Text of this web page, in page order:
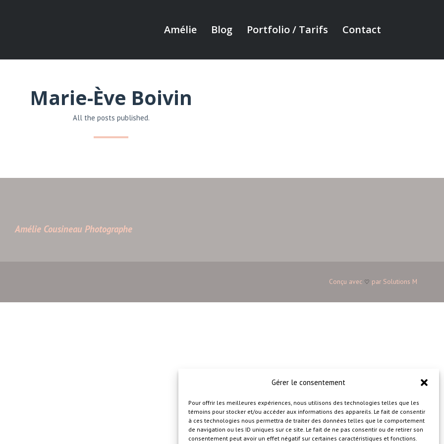
Gérer le consentement
Pour offrir les meilleures expériences, nous utilisons des technologies telles que les
témoins pour stocker et/ou accéder aux informations des appareils. Le fait de consentir
à ces technologies nous permettra de traiter des données telles que le comportement
de navigation ou les ID uniques sur ce site. Le fait de ne pas consentir ou de retirer son
consentement peut avoir un effet négatif sur certaines caractéristiques et fonctions.
Amélie Blog Portfolio / Tarifs Contact
Marie-Ève Boivin
All the posts published.
Amélie Cousineau Photographe
Conçu avec ♡ par Solutions M